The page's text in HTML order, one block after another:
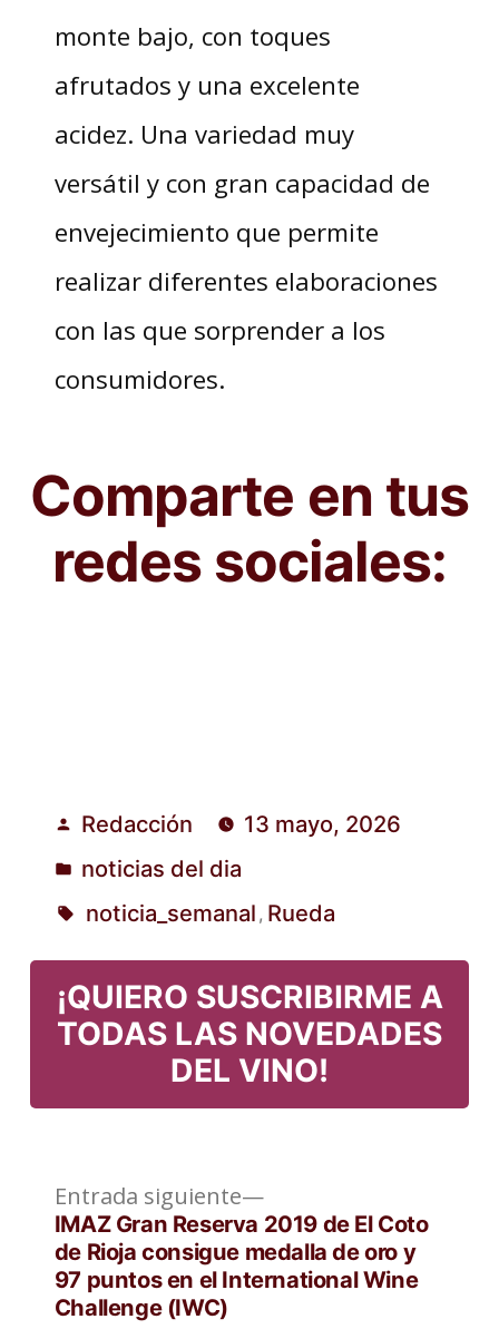
monte bajo, con toques
afrutados y una excelente
acidez. Una variedad muy
versátil y con gran capacidad de
envejecimiento que permite
realizar diferentes elaboraciones
con las que sorprender a los
consumidores.
Comparte en tus
redes sociales:
Publicado
por
Redacción 13 mayo, 2026
Publicado
en
noticias del dia
noticia_semanal , Rueda
¡QUIERO SUSCRIBIRME A
TODAS LAS NOVEDADES
DEL VINO!
Navegación
de
entradas
Entrada siguiente
Entrada
siguiente:
IMAZ Gran Reserva 2019 de El Coto
de Rioja consigue medalla de oro y
97 puntos en el International Wine
Challenge (IWC)